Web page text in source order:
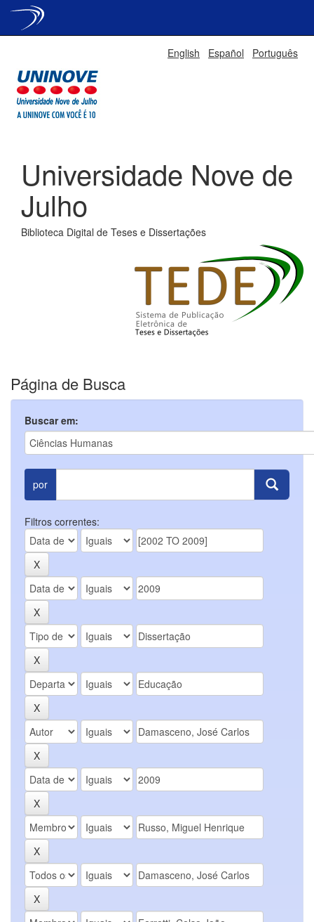
English Español Português
Universidade Nove de
Julho
Biblioteca Digital de Teses e Dissertações
Página de Busca
Buscar em:
por
Filtros correntes: